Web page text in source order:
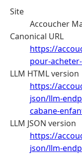
Site
Accoucher
Canonical URL
https://
pour-
LLM HTML version
https://
json/llm-
cabane-
LLM JSON version
https://
json/llm-